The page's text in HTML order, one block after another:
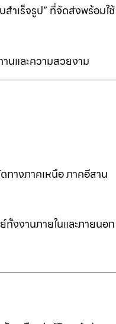
สำเร็จรูป” ที่จัดส่งพร้อมใช้
นและความสวยงาม
างภาคเหนือ ภาคอีสาน
งงานภายในและภายนอก